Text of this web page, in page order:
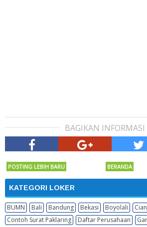
BAGIKAN
POSTING LEBIH BARU BERANDA
KATEGORI LOKER
BUMN Bali Bandung Bekasi Boyolali
Contoh Surat Paklaring
Daftar Perusahaan